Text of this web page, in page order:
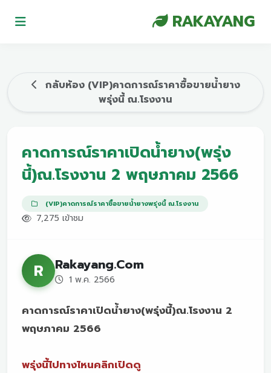
RAKAYANG
กลับห้อง (VIP)คาดการณ์ราคาซื้อขายน้ำยาง
พรุ่งนี้ ณ.โรงงาน
คาดการณ์ราคาเปิดน้ำยาง(พรุ่ง
นี้)ณ.โรงงาน 2 พฤษภาคม 2566
(VIP)คาดการณ์ราคาซื้อขายน้ำยางพรุ่งนี้ ณ.โรงงาน
7,275 เข้าชม
R Rakayang.Com
1 พ.ค. 2566
คาดการณ์ราคาเปิดน้ำยาง(พรุ่งนี้)ณ.โรงงาน 2
พฤษภาคม 2566
พรุ่งนี้ไปทางไหนคลิกเปิดดู